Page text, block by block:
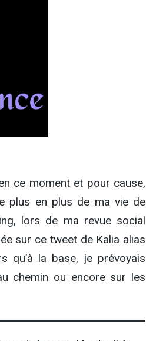
ce moment et pour cause,
plus en plus de ma vie de
lors de ma revue social
sur ce tweet de Kalia alias
qu’à la base, je prévoyais
chemin ou encore sur les